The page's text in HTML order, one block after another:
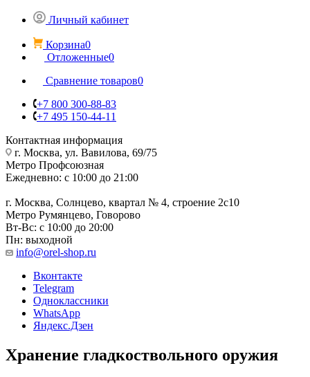
Личный кабинет
Корзина0
Отложенные0
Сравнение товаров0
+7 800 300-88-83
+7 495 150-44-11
Контактная информация
г. Москва, ул. Вавилова, 69/75
Метро Профсоюзная
Ежедневно: с 10:00 до 21:00
г. Москва, Солнцево, квартал № 4, строение 2с10
Метро Румянцево, Говорово
Вт-Вс: с 10:00 до 20:00
Пн: выходной
info@orel-shop.ru
Вконтакте
Telegram
Одноклассники
WhatsApp
Яндекс.Дзен
Хранение гладкоствольного оружия